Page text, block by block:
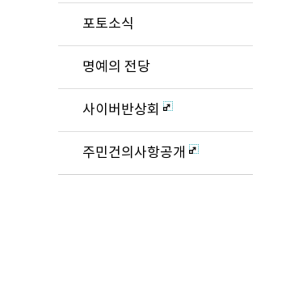
포토소식
명예의 전당
사이버반상회
주민건의사항공개